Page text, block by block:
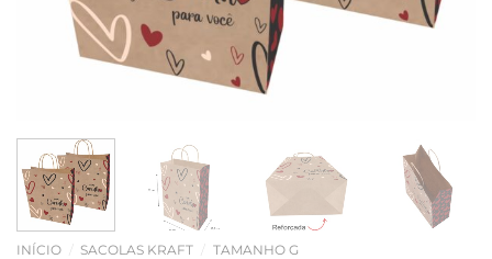
INÍCIO SACOLAS KRAFT TAMANHO G